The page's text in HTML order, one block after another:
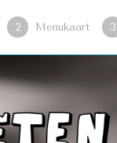
2 Menukaart 3